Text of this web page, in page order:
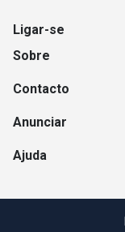
Ligar-se
Sobre
Contacto
Anunciar
Ajuda